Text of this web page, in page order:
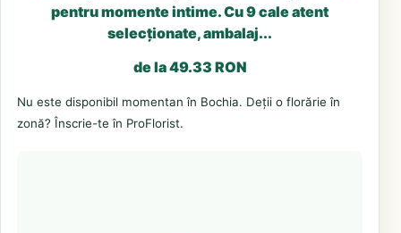
pentru momente intime. Cu 9 cale atent
selecționate, ambalaj...
de la 49.33 RON
Nu este disponibil momentan în Bochia. Deții o florărie în
zonă? Înscrie-te în ProFlorist.